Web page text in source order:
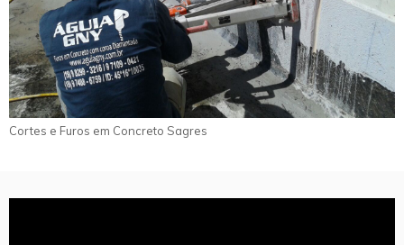
Cortes e Furos em Concreto Sagres